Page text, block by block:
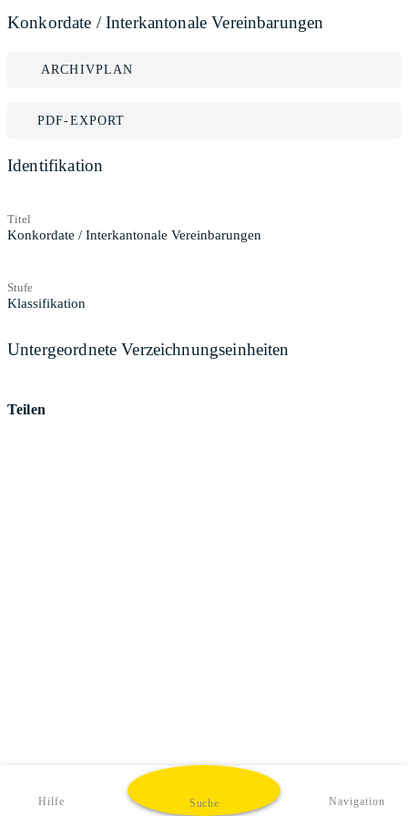
Konkordate / Interkantonale Vereinbarungen
ARCHIVPLAN
PDF-EXPORT
Identifikation
Titel
Konkordate / Interkantonale Vereinbarungen
Stufe
Klassifikation
Untergeordnete Verzeichnungseinheiten
Teilen
Hilfe Suche Navigation